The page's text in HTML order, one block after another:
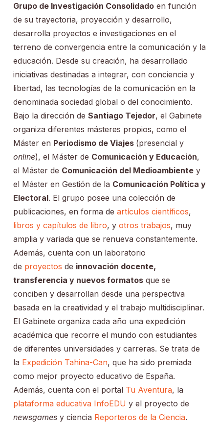
Grupo de Investigación Consolidadoen función
de su trayectoria, proyección y desarrollo,
desarrolla proyectos e investigaciones en el
terreno de convergencia entre la comunicación y la
educación. Desde su creación, ha desarrollado
iniciativas destinadas a integrar, con conciencia y
libertad, las tecnologías de la comunicación en la
denominada sociedad global o del conocimiento.
Bajo la dirección de Santiago Tejedor, el Gabinete
organiza diferentes másteres propios, como el
Máster en Periodismo de Viajes (presencial y
online), el Máster de Comunicación y Educación,
el Máster de Comunicación del Medioambientey
el Máster en Gestión de la Comunicación Política y
Electoral. El grupo posee una colección de
publicaciones, en forma de artículos científicos,
libros y capítulos de libro, y otros trabajos, muy
amplia y variada que se renueva constantemente.
Además, cuenta con un laboratorio
de proyectos de innovación docente,
transferencia y nuevos formatosque se
conciben y desarrollan desde una perspectiva
basada en la creatividad y el trabajo multidisciplinar.
El Gabinete organiza cada año una expedición
académica que recorre el mundo con estudiantes
de diferentes universidades y carreras. Se trata de
la Expedición Tahina-Can, que ha sido premiada
como mejor proyecto educativo de España.
Además, cuenta con el portal Tu Aventura, la
plataforma educativa InfoEDU y el proyecto de
newsgamesy ciencia Reporteros de la Ciencia.